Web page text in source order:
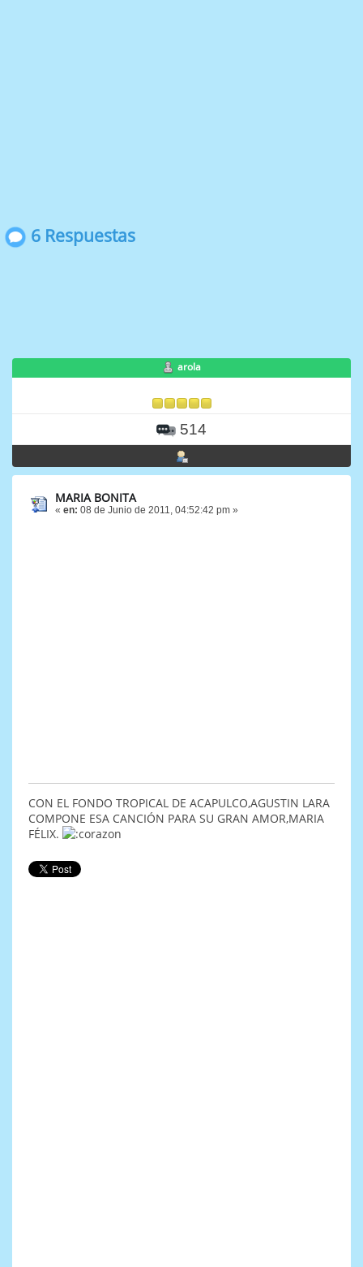
6 Respuestas
arola
514
MARIA BONITA
« en: 08 de Junio de 2011, 04:52:42 pm »
CON EL FONDO TROPICAL DE ACAPULCO,AGUSTIN LARA
COMPONE ESA CANCIÓN PARA SU GRAN AMOR,MARIA
FÉLIX.